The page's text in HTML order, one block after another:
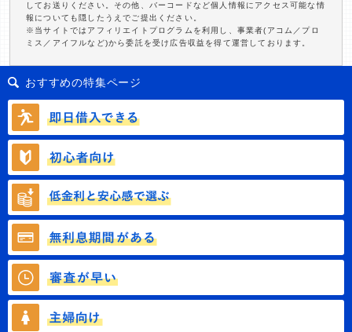
してお送りください。その他、バーコードなど個人情報にアクセス可能な情
報についても隠したうえでご提出ください。
※当サイトではアフィリエイトプログラムを利用し、事業者(アコム／プロ
ミス／アイフルなど)から委託を受け広告収益を得て運営しております。
おすすめの特集ページ